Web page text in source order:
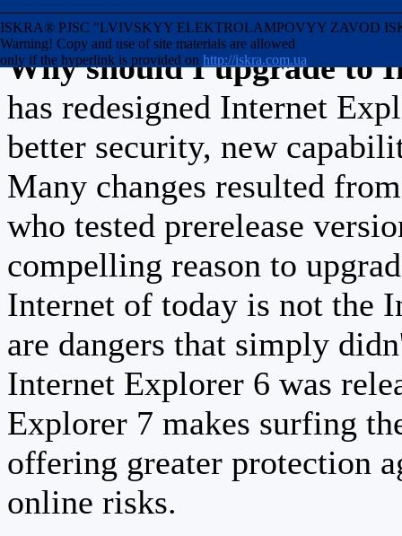
ISKRA® PJSC "LVIVSKYY ELEKTROLAMPOVYY ZAVOD
Warning! Copy and use of site materials are allowed
only if the hyperlink is provided on http://iskra.com.ua
template's capabilities.
Why should I upgrade to
has redesigned Internet
better security, new
Many changes resulted
who tested prerelease
compelling reason to
Internet of today is not the
are dangers that simply
Internet Explorer 6 was
Explorer 7 makes surfing
offering greater protection
online risks.